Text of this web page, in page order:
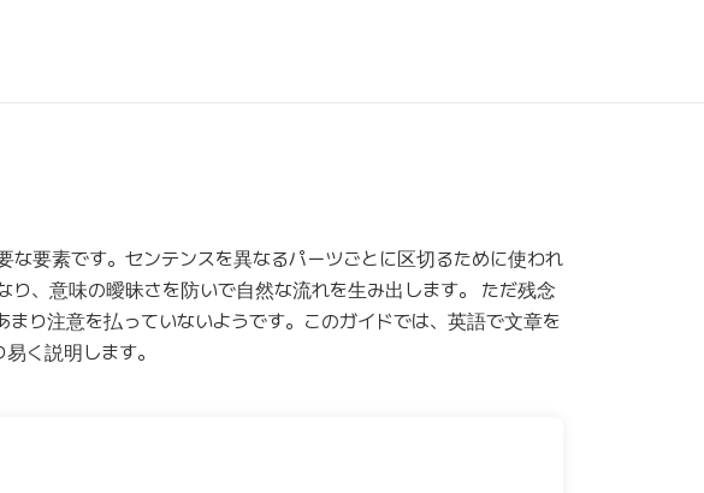
要素です。センテンスを異なるパーツごとに区切るために使われ
り、意味の曖昧さを防いで自然な流れを生み出します。 ただ残念
り注意を払っていないようです。このガイドでは、英語で文章を
く説明します。